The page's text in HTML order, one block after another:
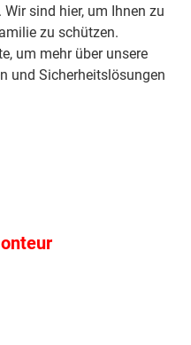
sind hier, um Ihnen zu
zu schützen.
um mehr über unsere
und Sicherheitslösungen